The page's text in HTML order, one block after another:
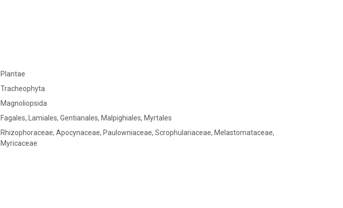
Plantae
Tracheophyta
Magnoliopsida
Fagales, Lamiales, Gentianales, Malpighiales, Myrtales
Rhizophoraceae, Apocynaceae, Paulowniaceae, Scrophulariaceae, Melastomataceae,
Myricaceae